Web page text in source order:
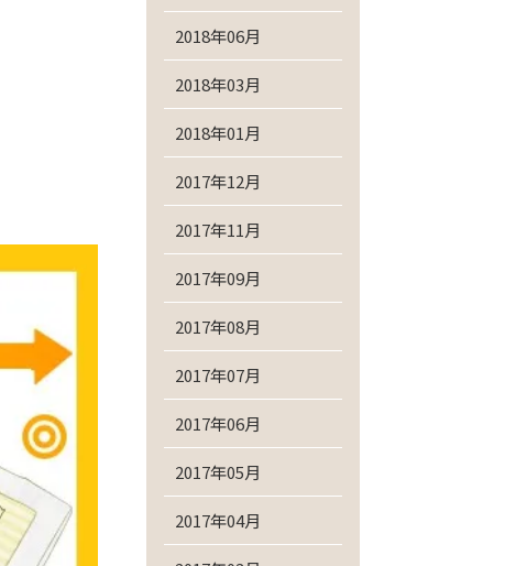
2018年06月
2018年03月
2018年01月
2017年12月
2017年11月
2017年09月
2017年08月
2017年07月
2017年06月
2017年05月
2017年04月